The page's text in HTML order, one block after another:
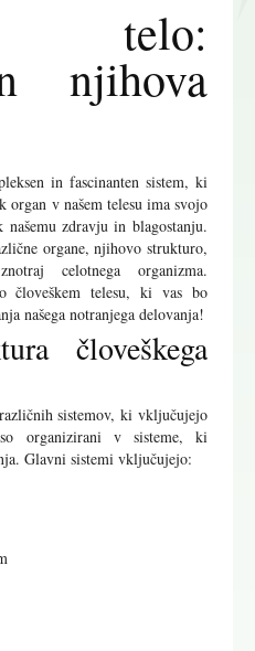
telo:
njihova
in fascinanten sistem, ki
organ v našem telesu ima svojo
zdravju in blagostanju.
organe, njihovo strukturo,
celotnega organizma.
človeškem telesu, ki vas bo
našega notranjega delovanja!
človeškega
sistemov, ki vključujejo
organizirani v sisteme, ki
Glavni sistemi vključujejo: